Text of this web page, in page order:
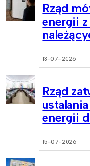
Rząd
energii
13-07-2026
Rząd
energii
15-07-2026